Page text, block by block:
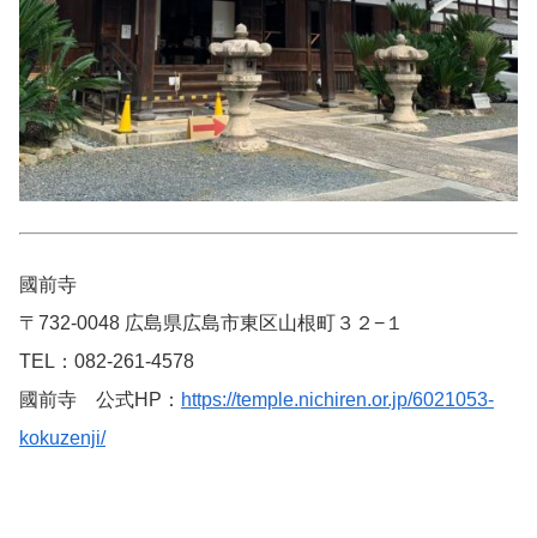
國前寺
〒732-0048 広島県広島市東区山根町３２−１
TEL：082-261-4578
國前寺 公式HP： https://temple.nichiren.or.jp/6021053-
kokuzenji/